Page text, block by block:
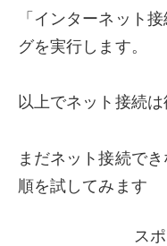
「インターネット
グを実行します。
以上でネット接続は
まだネット接続で
順を試してみます
ス